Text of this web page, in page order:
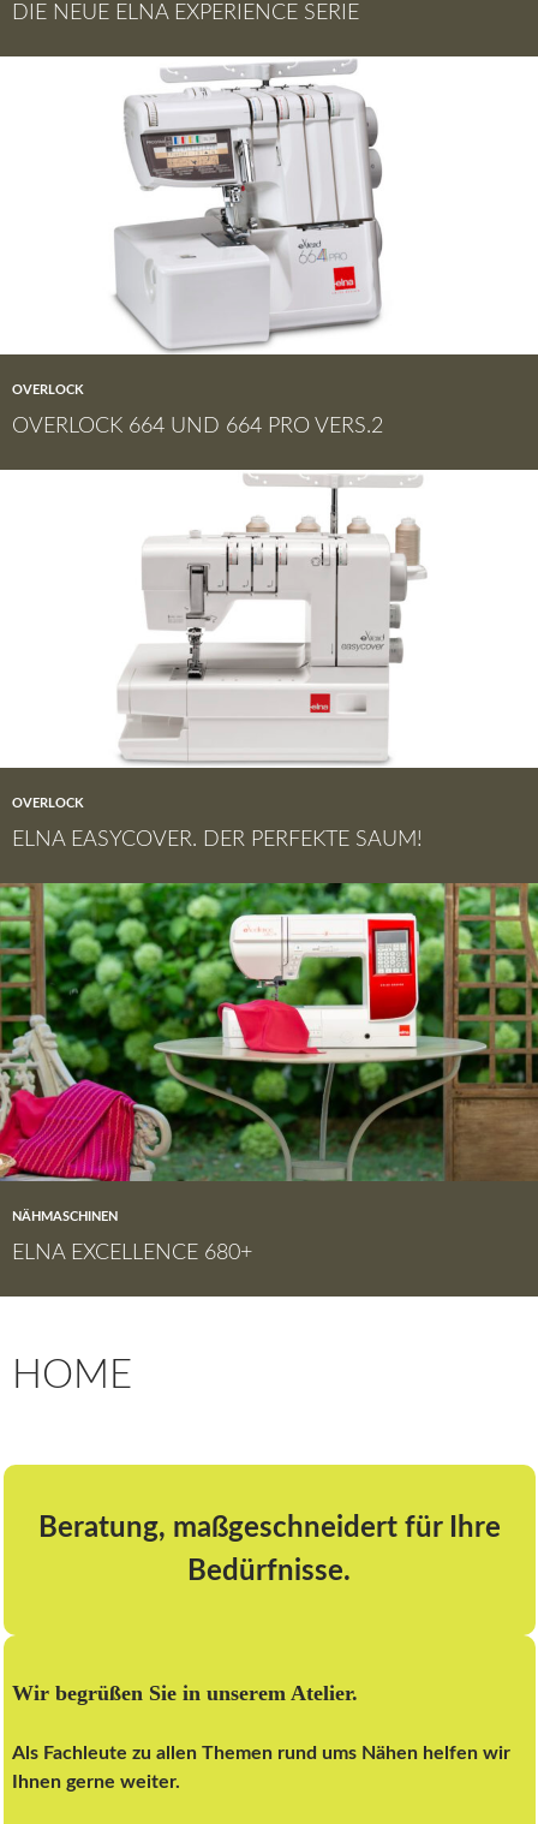
DIE NEUE ELNA EXPERIENCE SERIE
OVERLOCK
OVERLOCK 664 UND 664 PRO VERS.2
OVERLOCK
ELNA EASYCOVER. DER PERFEKTE SAUM!
NÄHMASCHINEN
ELNA EXCELLENCE 680+
HOME
Beratung, maßgeschneidert für Ihre
Bedürfnisse.
Wir begrüßen Sie in unserem Atelier.
Als Fachleute zu allen Themen rund ums Nähen helfen wir
Ihnen gerne weiter.